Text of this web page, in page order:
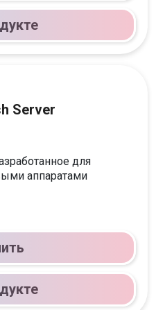
Server
для
аппаратами